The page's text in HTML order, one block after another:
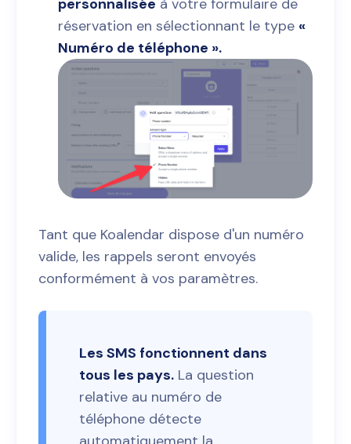
réservation en sélectionnant le type «
Numéro de téléphone ».
Tant que Koalendar dispose d'un numéro
valide, les rappels seront envoyés
conformément à vos paramètres.
Les SMS fonctionnent dans
tous les pays. La question
relative au numéro de
téléphone détecte